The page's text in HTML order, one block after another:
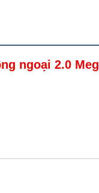
ngoại 2.0